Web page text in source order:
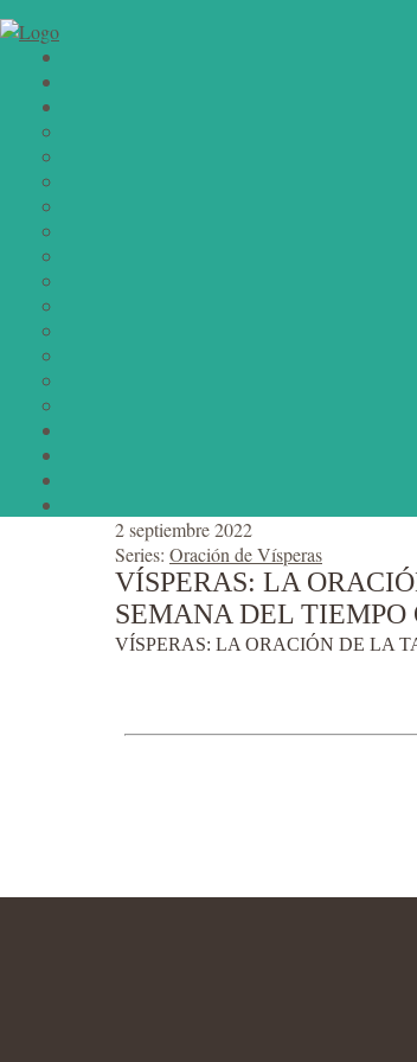
2 septiembre 2022
Series: Oración de Vísperas
VÍSPERAS: LA
SEMANA DEL TIEMPO
VÍSPERAS: LA ORACIÓN DE LA